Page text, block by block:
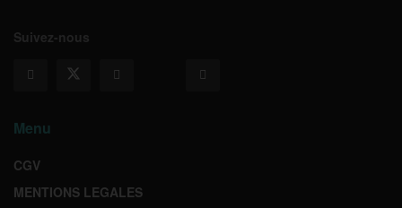
Suivez-nous
Menu
CGV
MENTIONS LEGALES